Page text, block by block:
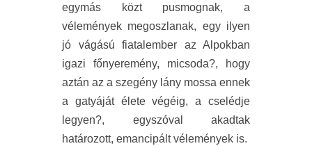
egymás közt pusmognak, a
vélemények megoszlanak, egy ilyen
jó vágású fiatalember az Alpokban
igazi főnyeremény, micsoda?, hogy
aztán az a szegény lány mossa ennek
a gatyáját élete végéig, a cselédje
legyen?, egyszóval akadtak
határozott, emancipált vélemények is.